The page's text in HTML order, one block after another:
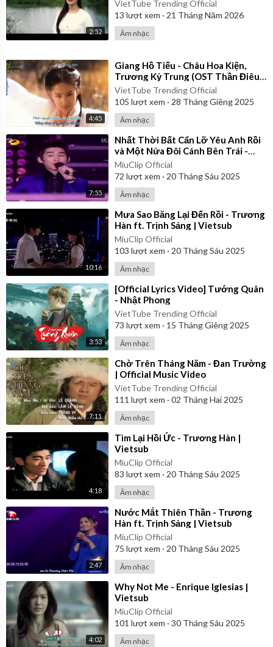
2:52
VietTube Trending Official
13 lượt xem · 21 Tháng Năm 2026
Âm nhạc
4:45
⁣Giang Hồ Tiếu - Châu Hoa Kiện,
Trương Kỷ Trung (OST Thần Điêu
Đại Hiệp 2006) | Vietsub
VietTube Trending Official
105 lượt xem · 28 Tháng Giêng 2025
Âm nhạc
7:55
⁣Nhất Thời Bất Cẩn Lỡ Yêu Anh Rồi
và Một Nửa Đôi Cánh Bên Trái -
Trương Hàn ft. Trịnh Sảng |
Vietsub
MiuClip Official
72 lượt xem · 20 Tháng Sáu 2025
Âm nhạc
10:16
⁣Mưa Sao Băng Lại Đến Rồi - Trương
Hàn ft. Trịnh Sảng | Vietsub
MiuClip Official
103 lượt xem · 20 Tháng Sáu 2025
Âm nhạc
3:53
⁣[Official Lyrics Video] Tướng Quân
- Nhật Phong
VietTube Trending Official
73 lượt xem · 15 Tháng Giêng 2025
Âm nhạc
7:11
⁣Chờ Trên Tháng Năm - Đan Trường
| Official Music Video
VietTube Trending Official
111 lượt xem · 02 Tháng Hai 2025
Âm nhạc
4:18
⁣Tìm Lại Hồi Ức - Trương Hàn |
Vietsub
MiuClip Official
83 lượt xem · 20 Tháng Sáu 2025
Âm nhạc
2:47
⁣Nước Mắt Thiên Thần - Trương
Hàn ft. Trịnh Sảng | Vietsub
MiuClip Official
75 lượt xem · 20 Tháng Sáu 2025
Âm nhạc
4:02
⁣Why Not Me - Enrique Iglesias |
Vietsub
MiuClip Official
101 lượt xem · 30 Tháng Sáu 2025
Âm nhạc